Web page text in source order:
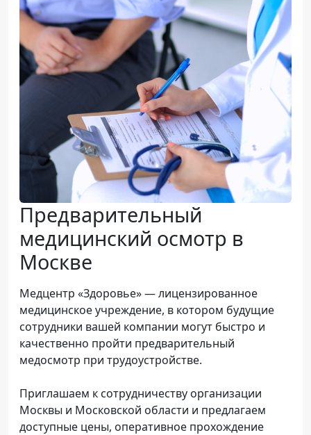
Предварительный
медицинский осмотр в
Москве
Медцентр «Здоровье» — лицензированное
медицинское учреждение, в котором будущие
сотрудники вашей компании могут быстро и
качественно пройти предварительный
медосмотр при трудоустройстве.
Приглашаем к сотрудничеству организации
Москвы и Московской области и предлагаем
доступные цены, оперативное прохождение